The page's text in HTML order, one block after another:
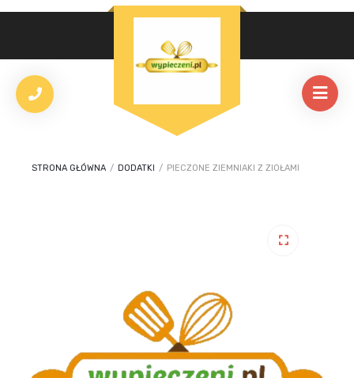
STRONA GŁÓWNA / DODATKI / PIECZONE ZIEMNIAKI Z ZIOŁAMI